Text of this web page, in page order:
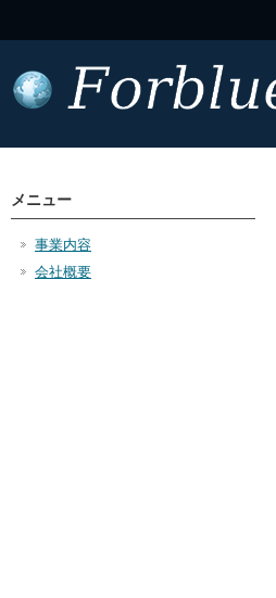
メニュー
事業内容
会社概要